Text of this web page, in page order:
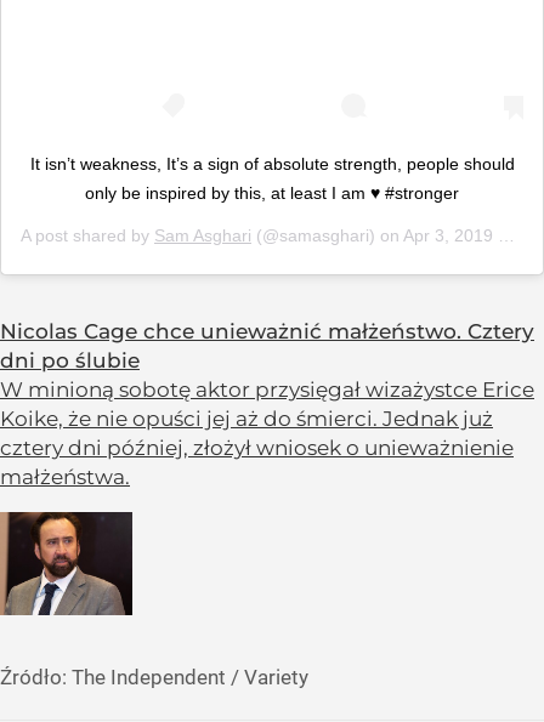
It isn’t weakness, It’s a sign of absolute strength, people should
only be inspired by this, at least I am ♥️ #stronger
A post shared by Sam Asghari (@samasghari) on Apr 3, 2019 at 7:55pm PDT
Nicolas Cage chce unieważnić małżeństwo. Cztery
dni po ślubie
W minioną sobotę aktor przysięgał wizażystce Erice
Koike, że nie opuści jej aż do śmierci. Jednak już
cztery dni później, złożył wniosek o unieważnienie
małżeństwa.
Źródło: The Independent / Variety